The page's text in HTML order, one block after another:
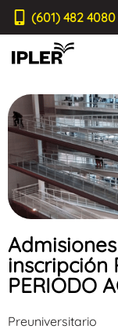
(601) 482 4080
inscripción
PERIODO
Preuniversitario